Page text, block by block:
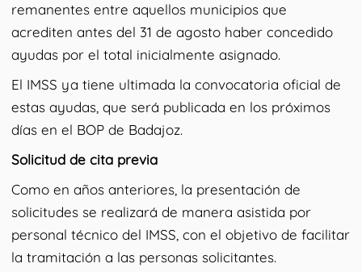
remanentes entre aquellos municipios que
acrediten antes del 31 de agosto haber concedido
ayudas por el total inicialmente asignado.
El IMSS ya tiene ultimada la convocatoria oficial de
estas ayudas, que será publicada en los próximos
días en el BOP de Badajoz.
Solicitud de cita previa
Como en años anteriores, la presentación de
solicitudes se realizará de manera asistida por
personal técnico del IMSS, con el objetivo de facilitar
la tramitación a las personas solicitantes.